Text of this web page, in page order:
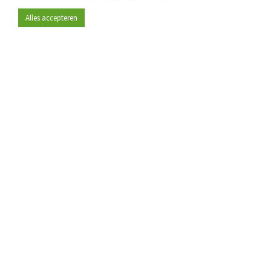
Alles accepteren